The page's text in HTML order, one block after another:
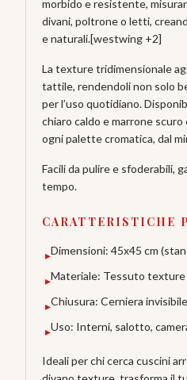
morbido e resistente,
divani, poltrone o letti,
e naturali.[westwing +2]
La texture tridimensionale
tattile, rendendoli non solo
per l’uso quotidiano.
chiaro caldo e marrone
ogni palette cromatica, dal
Facili da pulire e sfoderabili,
tempo.
CARATTERISTICHE
▸Dimensioni: 45x45 cm
▸Materiale: Tessuto
▸Chiusura: Cerniera
▸Uso: Interni, salotto,
Ideali per chi cerca cuscini